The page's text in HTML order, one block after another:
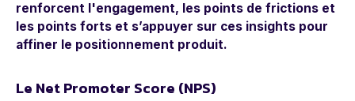
renforcent l'engagement, les points de frictions et
les points forts et s’appuyer sur ces insights pour
affiner le positionnement produit.
Le Net Promoter Score (NPS)